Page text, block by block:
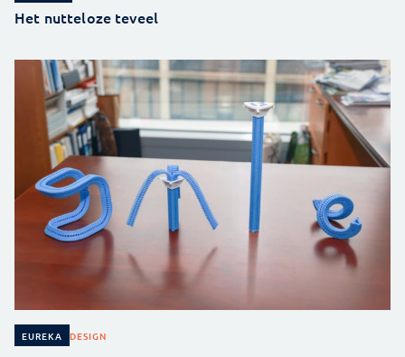
Het nutteloze teveel
EUREKA DESIGN